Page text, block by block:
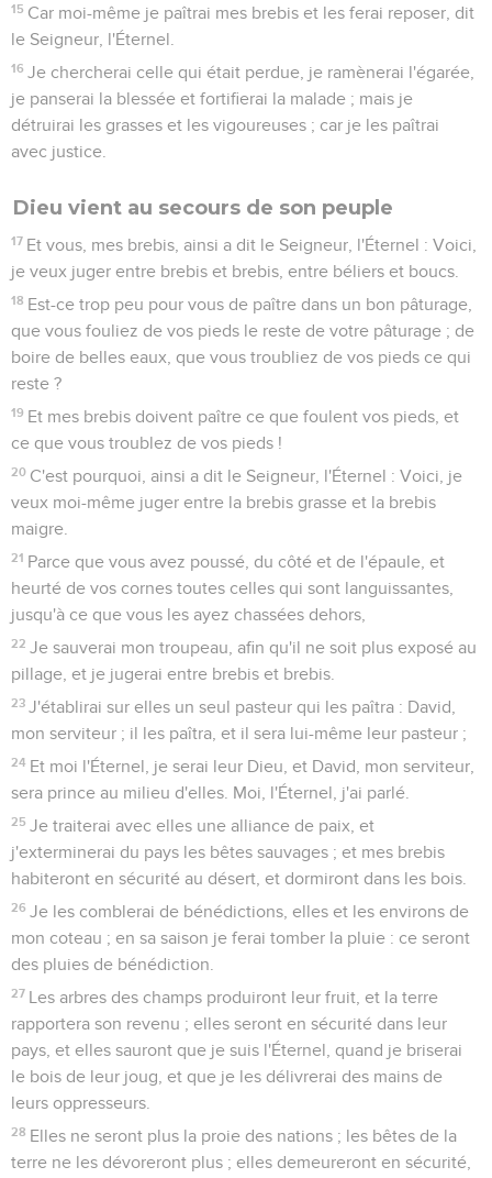
15 Car moi-même je paîtrai mes brebis et les ferai reposer, dit
le Seigneur, l'Éternel.
16 Je chercherai celle qui était perdue, je ramènerai l'égarée,
je panserai la blessée et fortifierai la malade ; mais je
détruirai les grasses et les vigoureuses ; car je les paîtrai
avec justice.
Dieu vient au secours de son peuple
17 Et vous, mes brebis, ainsi a dit le Seigneur, l'Éternel : Voici,
je veux juger entre brebis et brebis, entre béliers et boucs.
18 Est-ce trop peu pour vous de paître dans un bon pâturage,
que vous fouliez de vos pieds le reste de votre pâturage ; de
boire de belles eaux, que vous troubliez de vos pieds ce qui
reste ?
19 Et mes brebis doivent paître ce que foulent vos pieds, et
ce que vous troublez de vos pieds !
20 C'est pourquoi, ainsi a dit le Seigneur, l'Éternel : Voici, je
veux moi-même juger entre la brebis grasse et la brebis
maigre.
21 Parce que vous avez poussé, du côté et de l'épaule, et
heurté de vos cornes toutes celles qui sont languissantes,
jusqu'à ce que vous les ayez chassées dehors,
22 Je sauverai mon troupeau, afin qu'il ne soit plus exposé au
pillage, et je jugerai entre brebis et brebis.
23 J'établirai sur elles un seul pasteur qui les paîtra : David,
mon serviteur ; il les paîtra, et il sera lui-même leur pasteur ;
24 Et moi l'Éternel, je serai leur Dieu, et David, mon serviteur,
sera prince au milieu d'elles. Moi, l'Éternel, j'ai parlé.
25 Je traiterai avec elles une alliance de paix, et
j'exterminerai du pays les bêtes sauvages ; et mes brebis
habiteront en sécurité au désert, et dormiront dans les bois.
26 Je les comblerai de bénédictions, elles et les environs de
mon coteau ; en sa saison je ferai tomber la pluie : ce seront
des pluies de bénédiction.
27 Les arbres des champs produiront leur fruit, et la terre
rapportera son revenu ; elles seront en sécurité dans leur
pays, et elles sauront que je suis l'Éternel, quand je briserai
le bois de leur joug, et que je les délivrerai des mains de
leurs oppresseurs.
28 Elles ne seront plus la proie des nations ; les bêtes de la
terre ne les dévoreront plus ; elles demeureront en sécurité,